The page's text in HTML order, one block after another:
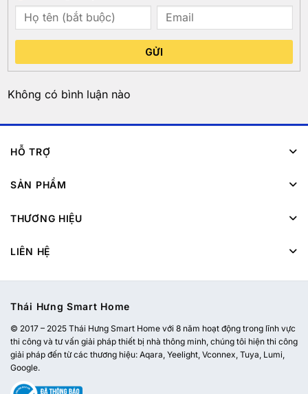
GỬI
Không có bình luận nào
HỖ TRỢ
SẢN PHẨM
THƯƠNG HIỆU
LIÊN HỆ
Thái Hưng Smart Home
© 2017 – 2025 Thái Hưng Smart Home với 8 năm hoạt động trong lĩnh vực
thi công và tư vấn giải pháp thiết bị nhà thông minh, chúng tôi hiện thi công
giải pháp đến từ các thương hiệu: Aqara, Yeelight, Vconnex, Tuya, Lumi,
Google.